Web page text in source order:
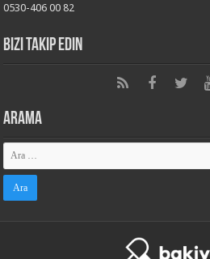
0530-406 00 82
Bizi Takip Edin
Arama